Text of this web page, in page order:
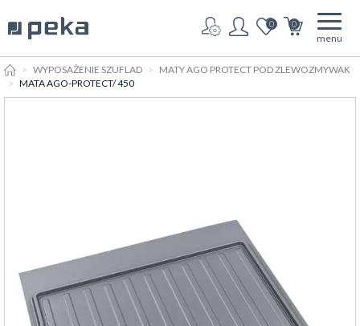
0 0
menu
HOMEWYPOSAŻENIE SZUFLAD
MATY AGO PROTECT POD ZLEWOZMYWAK
MATA AGO-PROTECT/ 450